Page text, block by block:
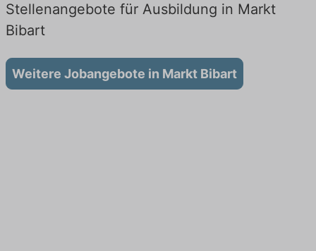
Stellenangebote für Ausbildung in Markt
Bibart
Weitere Jobangebote in Markt Bibart